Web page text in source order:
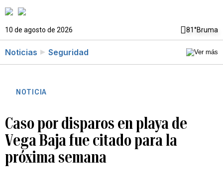
10 de agosto de 2026 81°Bruma
Noticias Seguridad
NOTICIA
Caso por disparos en playa de
Vega Baja fue citado para la
próxima semana